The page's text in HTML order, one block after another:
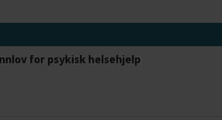
for psykisk helsehjelp